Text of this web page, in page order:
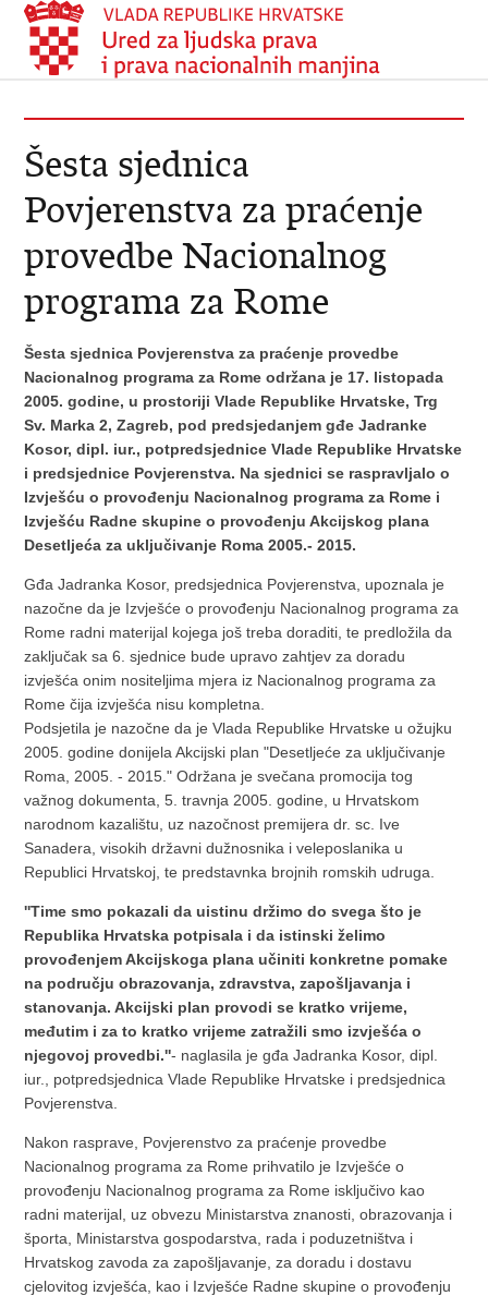
Šesta sjednica
Povjerenstva za praćenje
provedbe Nacionalnog
programa za Rome
Šesta sjednica Povjerenstva za praćenje provedbe
Nacionalnog programa za Rome održana je 17. listopada
2005. godine, u prostoriji Vlade Republike Hrvatske, Trg
Sv. Marka 2, Zagreb, pod predsjedanjem gđe Jadranke
Kosor, dipl. iur., potpredsjednice Vlade Republike Hrvatske
i predsjednice Povjerenstva. Na sjednici se raspravljalo o
Izvješću o provođenju Nacionalnog programa za Rome i
Izvješću Radne skupine o provođenju Akcijskog plana
Desetljeća za uključivanje Roma 2005.- 2015.
Gđa Jadranka Kosor, predsjednica Povjerenstva, upoznala je
nazočne da je Izvješće o provođenju Nacionalnog programa za
Rome radni materijal kojega još treba doraditi, te predložila da
zaključak sa 6. sjednice bude upravo zahtjev za doradu
izvješća onim nositeljima mjera iz Nacionalnog programa za
Rome čija izvješća nisu kompletna.
Podsjetila je nazočne da je Vlada Republike Hrvatske u ožujku
2005. godine donijela Akcijski plan "Desetljeće za uključivanje
Roma, 2005. - 2015." Održana je svečana promocija tog
važnog dokumenta, 5. travnja 2005. godine, u Hrvatskom
narodnom kazalištu, uz nazočnost premijera dr. sc. Ive
Sanadera, visokih državni dužnosnika i veleposlanika u
Republici Hrvatskoj, te predstavnka brojnih romskih udruga.
''Time smo pokazali da uistinu držimo do svega što je
Republika Hrvatska potpisala i da istinski želimo
provođenjem Akcijskoga plana učiniti konkretne pomake
na području obrazovanja, zdravstva, zapošljavanja i
stanovanja. Akcijski plan provodi se kratko vrijeme,
međutim i za to kratko vrijeme zatražili smo izvješća o
njegovoj provedbi.''- naglasila je gđa Jadranka Kosor, dipl.
iur., potpredsjednica Vlade Republike Hrvatske i predsjednica
Povjerenstva.
Nakon rasprave, Povjerenstvo za praćenje provedbe
Nacionalnog programa za Rome prihvatilo je Izvješće o
provođenju Nacionalnog programa za Rome isključivo kao
radni materijal, uz obvezu Ministarstva znanosti, obrazovanja i
športa, Ministarstva gospodarstva, rada i poduzetništva i
Hrvatskog zavoda za zapošljavanje, za doradu i dostavu
cjelovitog izvješća, kao i Izvješće Radne skupine o provođenju